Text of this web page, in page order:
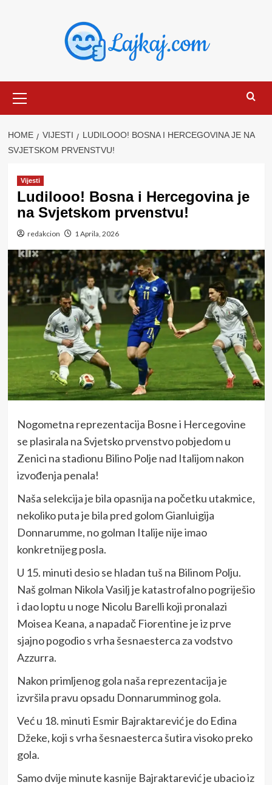
Menu
HOME VIJESTI
LUDILOOO! BOSNA I HERCEGOVINA JE NA
SVJETSKOM PRVENSTVU!
Vijesti
Ludilooo! Bosna i Hercegovina je
na Svjetskom prvenstvu!
redakcion 1 Aprila, 2026
Nogometna reprezentacija Bosne i Hercegovine
se plasirala na Svjetsko prvenstvo pobjedom u
Zenici na stadionu Bilino Polje nad Italijom nakon
izvođenja penala!
Naša selekcija je bila opasnija na početku utakmice,
nekoliko puta je bila pred golom Gianluigija
Donnarumme, no golman Italije nije imao
konkretnijeg posla.
U 15. minuti desio se hladan tuš na Bilinom Polju.
Naš golman Nikola Vasilj je katastrofalno pogriješio
i dao loptu u noge Nicolu Barelli koji pronalazi
Moisea Keana, a napadač Fiorentine je iz prve
sjajno pogodio s vrha šesnaesterca za vodstvo
Azzurra.
Nakon primljenog gola naša reprezentacija je
izvršila pravu opsadu Donnarumminog gola.
Već u 18. minuti Esmir Bajraktarević je do Edina
Džeke, koji s vrha šesnaesterca šutira visoko preko
gola.
Samo dvije minute kasnije Bajraktarević je ubacio iz